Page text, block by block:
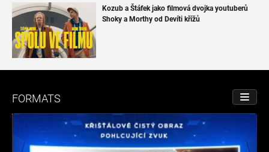
Kozub a Štáfek jako filmová dvojka youtuberů
Shoky a Morthy od Devíti křížů
FORMATS